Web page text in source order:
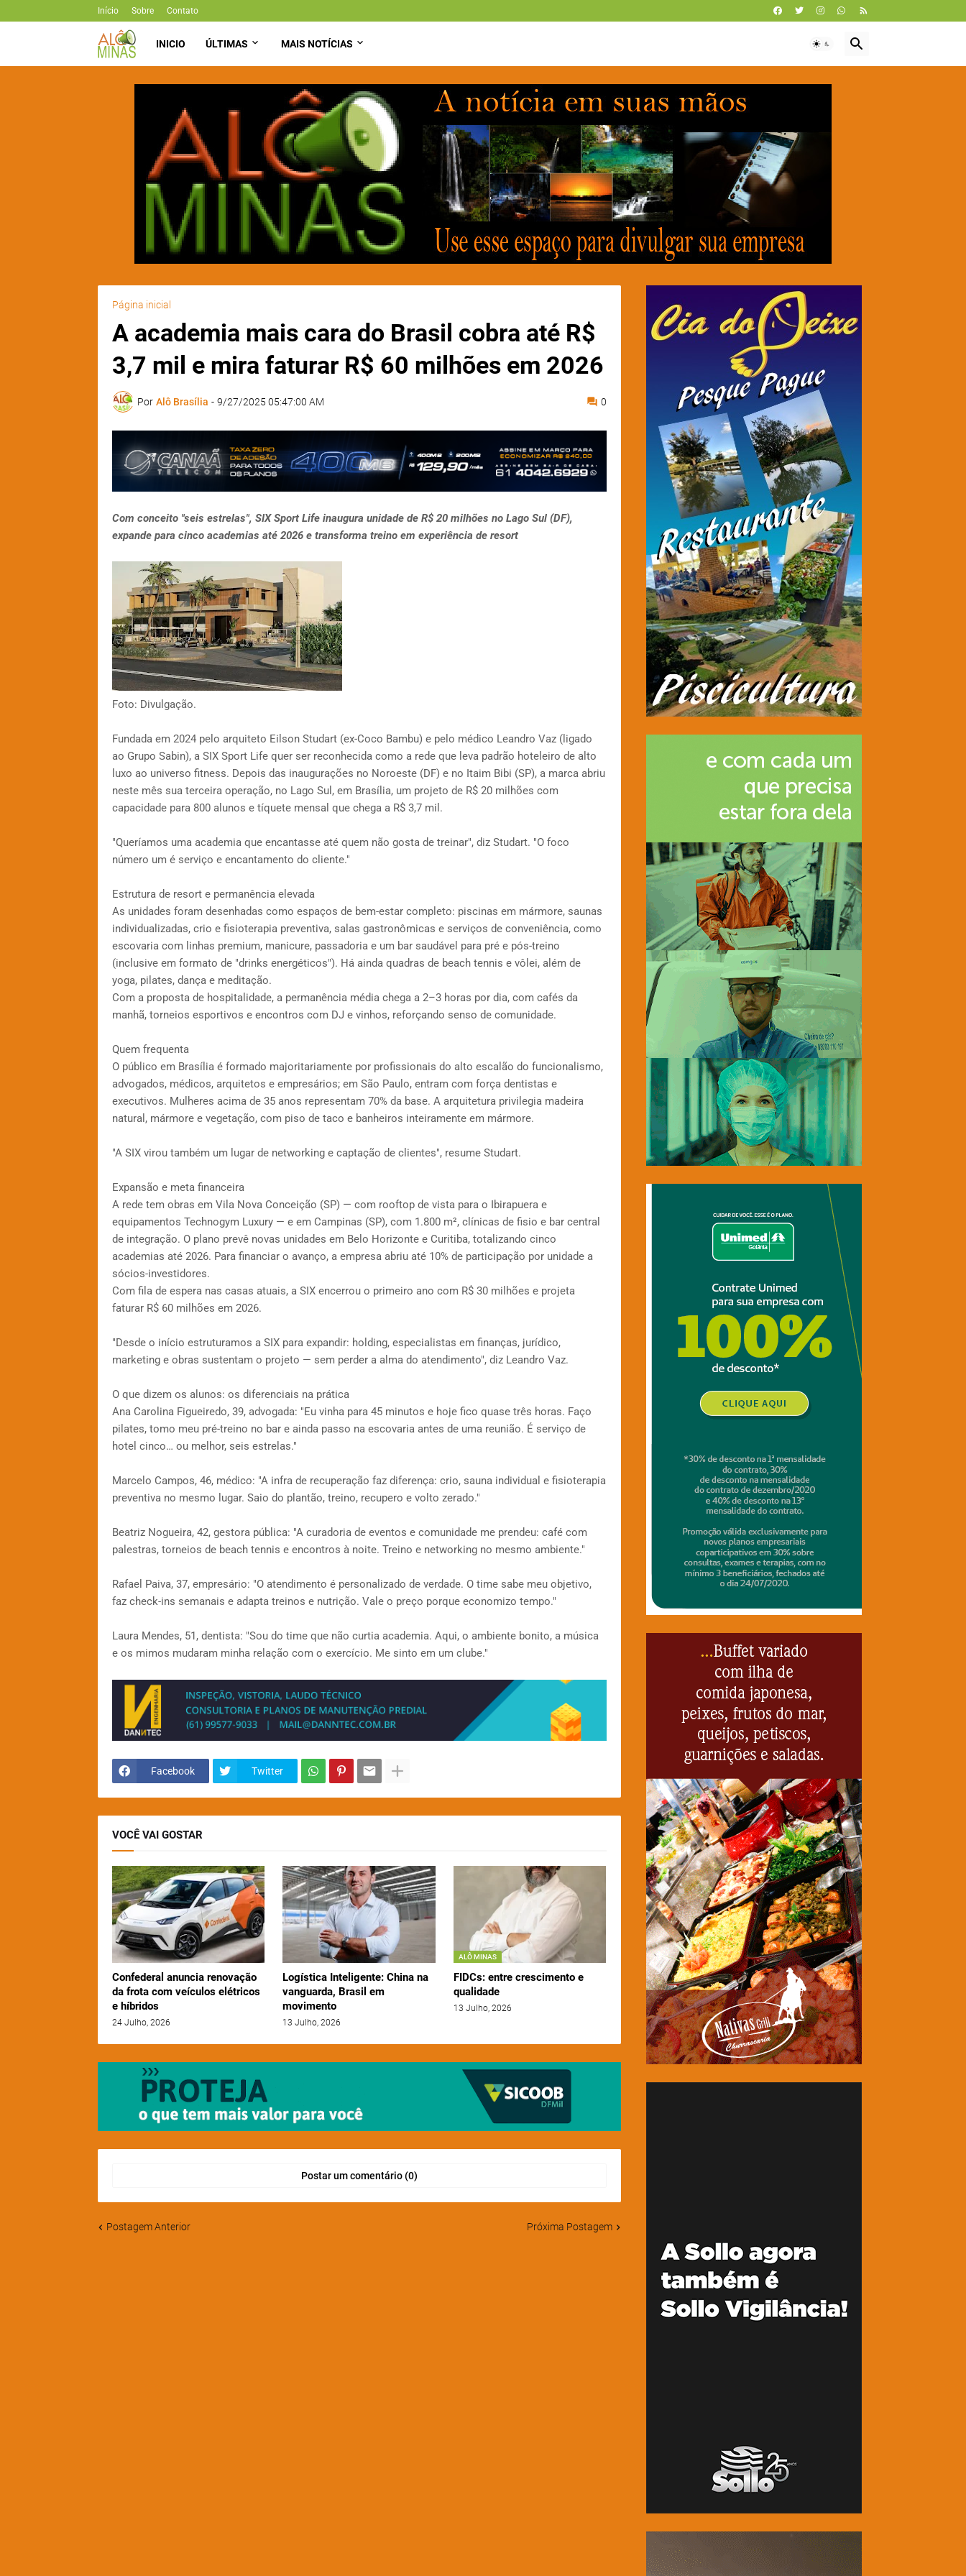
Início Sobre Contato
INICIO ÚLTIMAS MAIS NOTÍCIAS
Página inicial
A academia mais cara do Brasil cobra até R$
3,7 mil e mira faturar R$ 60 milhões em 2026
Por Alô Brasília - 9/27/2025 05:47:00 AM 0
Com conceito "seis estrelas", SIX Sport Life inaugura unidade de R$ 20 milhões no Lago Sul (DF),
expande para cinco academias até 2026 e transforma treino em experiência de resort
Foto: Divulgação.
Fundada em 2024 pelo arquiteto Eilson Studart (ex-Coco Bambu) e pelo médico Leandro Vaz (ligado
ao Grupo Sabin), a SIX Sport Life quer ser reconhecida como a rede que leva padrão hoteleiro de alto
luxo ao universo fitness. Depois das inaugurações no Noroeste (DF) e no Itaim Bibi (SP), a marca abriu
neste mês sua terceira operação, no Lago Sul, em Brasília, um projeto de R$ 20 milhões com
capacidade para 800 alunos e tíquete mensal que chega a R$ 3,7 mil.
"Queríamos uma academia que encantasse até quem não gosta de treinar", diz Studart. "O foco
número um é serviço e encantamento do cliente."
Estrutura de resort e permanência elevada
As unidades foram desenhadas como espaços de bem-estar completo: piscinas em mármore, saunas
individualizadas, crio e fisioterapia preventiva, salas gastronômicas e serviços de conveniência, como
escovaria com linhas premium, manicure, passadoria e um bar saudável para pré e pós-treino
(inclusive em formato de "drinks energéticos"). Há ainda quadras de beach tennis e vôlei, além de
yoga, pilates, dança e meditação.
Com a proposta de hospitalidade, a permanência média chega a 2–3 horas por dia, com cafés da
manhã, torneios esportivos e encontros com DJ e vinhos, reforçando senso de comunidade.
Quem frequenta
O público em Brasília é formado majoritariamente por profissionais do alto escalão do funcionalismo,
advogados, médicos, arquitetos e empresários; em São Paulo, entram com força dentistas e
executivos. Mulheres acima de 35 anos representam 70% da base. A arquitetura privilegia madeira
natural, mármore e vegetação, com piso de taco e banheiros inteiramente em mármore.
"A SIX virou também um lugar de networking e captação de clientes", resume Studart.
Expansão e meta financeira
A rede tem obras em Vila Nova Conceição (SP) — com rooftop de vista para o Ibirapuera e
equipamentos Technogym Luxury — e em Campinas (SP), com 1.800 m², clínicas de fisio e bar central
de integração. O plano prevê novas unidades em Belo Horizonte e Curitiba, totalizando cinco
academias até 2026. Para financiar o avanço, a empresa abriu até 10% de participação por unidade a
sócios-investidores.
Com fila de espera nas casas atuais, a SIX encerrou o primeiro ano com R$ 30 milhões e projeta
faturar R$ 60 milhões em 2026.
"Desde o início estruturamos a SIX para expandir: holding, especialistas em finanças, jurídico,
marketing e obras sustentam o projeto — sem perder a alma do atendimento", diz Leandro Vaz.
O que dizem os alunos: os diferenciais na prática
Ana Carolina Figueiredo, 39, advogada: "Eu vinha para 45 minutos e hoje fico quase três horas. Faço
pilates, tomo meu pré-treino no bar e ainda passo na escovaria antes de uma reunião. É serviço de
hotel cinco… ou melhor, seis estrelas."
Marcelo Campos, 46, médico: "A infra de recuperação faz diferença: crio, sauna individual e fisioterapia
preventiva no mesmo lugar. Saio do plantão, treino, recupero e volto zerado."
Beatriz Nogueira, 42, gestora pública: "A curadoria de eventos e comunidade me prendeu: café com
palestras, torneios de beach tennis e encontros à noite. Treino e networking no mesmo ambiente."
Rafael Paiva, 37, empresário: "O atendimento é personalizado de verdade. O time sabe meu objetivo,
faz check-ins semanais e adapta treinos e nutrição. Vale o preço porque economizo tempo."
Laura Mendes, 51, dentista: "Sou do time que não curtia academia. Aqui, o ambiente bonito, a música
e os mimos mudaram minha relação com o exercício. Me sinto em um clube."
Facebook Twitter
VOCÊ VAI GOSTAR
Confederal anuncia renovação
da frota com veículos elétricos
e híbridos
24 Julho, 2026
Logística Inteligente: China na
vanguarda, Brasil em
movimento
13 Julho, 2026
ALÔ MINAS
FIDCs: entre crescimento e
qualidade
13 Julho, 2026
Postar um comentário (0)
Postagem Anterior Próxima Postagem